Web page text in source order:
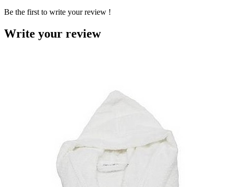
Be the first to write your review !
Write your review